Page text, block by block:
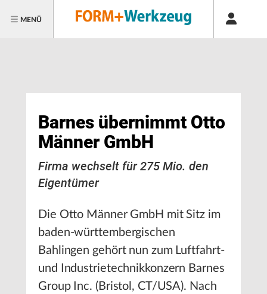
MENÜ
Barnes übernimmt Otto
Männer GmbH
Firma wechselt für 275 Mio. den
Eigentümer
Die Otto Männer GmbH mit Sitz im
baden-württembergischen
Bahlingen gehört nun zum Luftfahrt-
und Industrietechnikkonzern Barnes
Group Inc. (Bristol, CT/USA). Nach